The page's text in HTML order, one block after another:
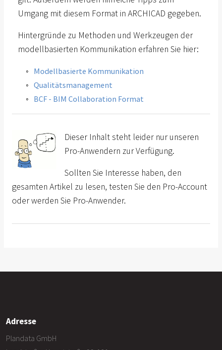
Umgang mit diesem Format in ARCHICAD gegeben.
Hintergründe zu Methoden und Werkzeugen der
modellbasierten Kommunikation erfahren Sie hier:
Modellbasierte Kommunikation
Qualitätsmanagement
BCF - BIM Collaboration Format
Dieser Inhalt steht leider nur unseren
Pro-Anwendern zur Verfügung.
Sollten Sie Interesse haben, den
gesamten Artikel zu lesen, testen Sie den Pro-Account
oder werden Sie Pro-Anwender.
Adresse
Plandata GmbH